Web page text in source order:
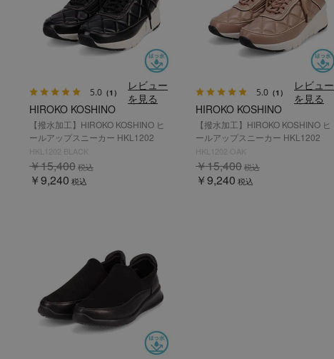
5.0 （1）
レビュー
を見る
HIROKO KOSHINO
【撥水加工】HIROKO KOSHINO ヒ
ールアップスニーカー HKL1202
HKL1202 BLACK
￥9,240 税込
￥15,400税込
5.0 （1）
レビュー
を見る
HIROKO KOSHINO
【撥水加工】HIROKO KOSHINO ヒ
ールアップスニーカー HKL1202
HKL1202 OAK
￥9,240 税込
￥15,400税込